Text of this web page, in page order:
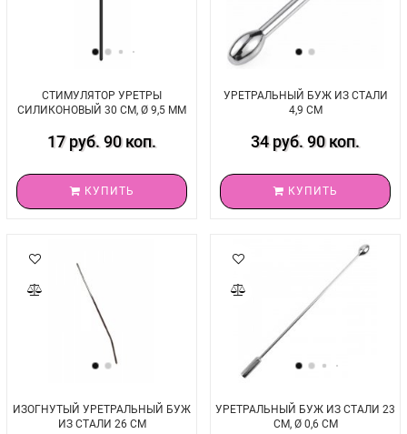
СТИМУЛЯТОР УРЕТРЫ
СИЛИКОНОВЫЙ 30 СМ, Ø 9,5 ММ
17 руб. 90 коп.
КУПИТЬ
УРЕТРАЛЬНЫЙ БУЖ ИЗ СТАЛИ
4,9 СМ
34 руб. 90 коп.
КУПИТЬ
ИЗОГНУТЫЙ УРЕТРАЛЬНЫЙ БУЖ
ИЗ СТАЛИ 26 СМ
УРЕТРАЛЬНЫЙ БУЖ ИЗ СТАЛИ 23
СМ, Ø 0,6 СМ